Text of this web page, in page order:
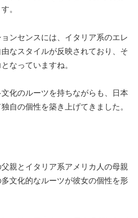
。
ンセンスには、イタリア系のエレ
なスタイルが反映されており、そ
なっていますね。
化のルーツを持ちながらも、日本
自の個性を築き上げてきました。
親とイタリア系アメリカ人の母親
文化的なルーツが彼女の個性を形